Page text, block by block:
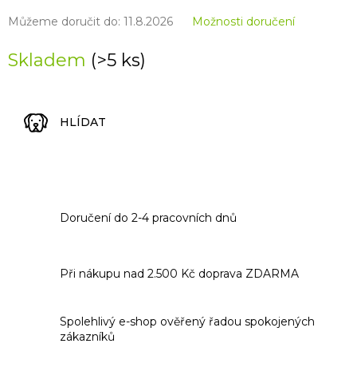
Skladem (>5 ks)
Můžeme doručit do: 11.8.2026 Možnosti doručení
HLÍDAT
Doručení do 2-4 pracovních dnů
Při nákupu nad 2.500 Kč doprava ZDARMA
Spolehlivý e-shop ověřený řadou spokojených
zákazníků